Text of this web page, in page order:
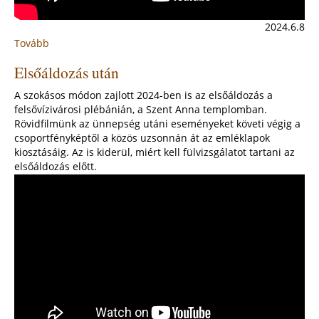
2024.6.8
Tovább
percek
Nemzeti
Összetartozás
Napján
Elsőáldozás után
A szokásos módon zajlott 2024-ben is az elsőáldozás a
felsővízivárosi plébánián, a Szent Anna templomban.
Rövidfilmünk az ünnepség utáni eseményeket követi végig a
csoportfényképtől a közös uzsonnán át az emléklapok
kiosztásáig. Az is kiderül, miért kell fülvizsgálatot tartani az
elsőáldozás előtt.